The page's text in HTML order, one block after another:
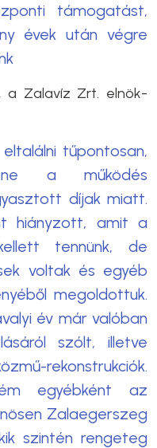
támogatást,
évek után végre
a Zalavíz Zrt. elnök-
tűpontosan,
a működés
díjak miatt.
hiányzott, amit a
tennünk, de
voltak és egyéb
megoldottuk.
év már valóban
szólt, illetve
rekonstrukciók.
egyébként az
Zalaegerszeg
szintén rengeteg